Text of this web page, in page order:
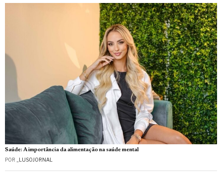
Saúde: A importância da alimentação na saúde mental
POR _LUSOJORNAL